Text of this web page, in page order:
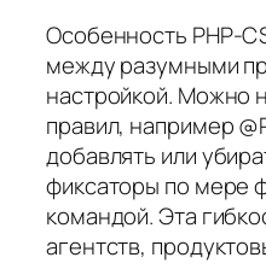
Особенность PHP-
между разумными
настройкой. Можно
правил, например
добавлять или
фиксаторы по мере
командой. Эта
агентств,